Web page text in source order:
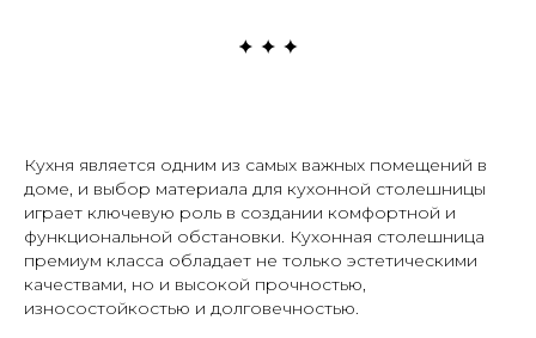
Кухня является одним из самых важных помещений в
доме, и выбор материала для кухонной столешницы
играет ключевую роль в создании комфортной и
функциональной обстановки. Кухонная столешница
премиум класса обладает не только эстетическими
качествами, но и высокой прочностью,
износостойкостью и долговечностью.